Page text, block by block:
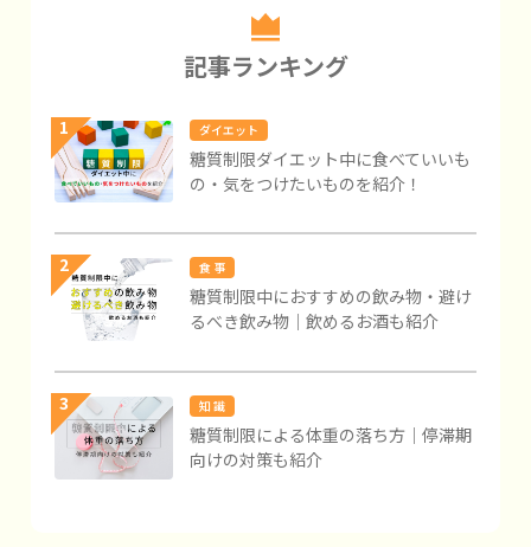
記事ランキング
1 ダイエット
糖質制限ダイエット中に食べていいも
の・気をつけたいものを紹介！
2 食 事
糖質制限中におすすめの飲み物・避け
るべき飲み物｜飲めるお酒も紹介
3 知 識
糖質制限による体重の落ち方｜停滞期
向けの対策も紹介